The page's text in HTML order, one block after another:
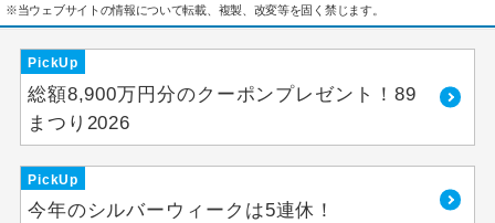
※当ウェブサイトの情報について転載、複製、改変等を固く禁じます。
PickUp
総額8,900万円分のクーポンプレゼント！89
まつり2026
PickUp
今年のシルバーウィークは5連休！